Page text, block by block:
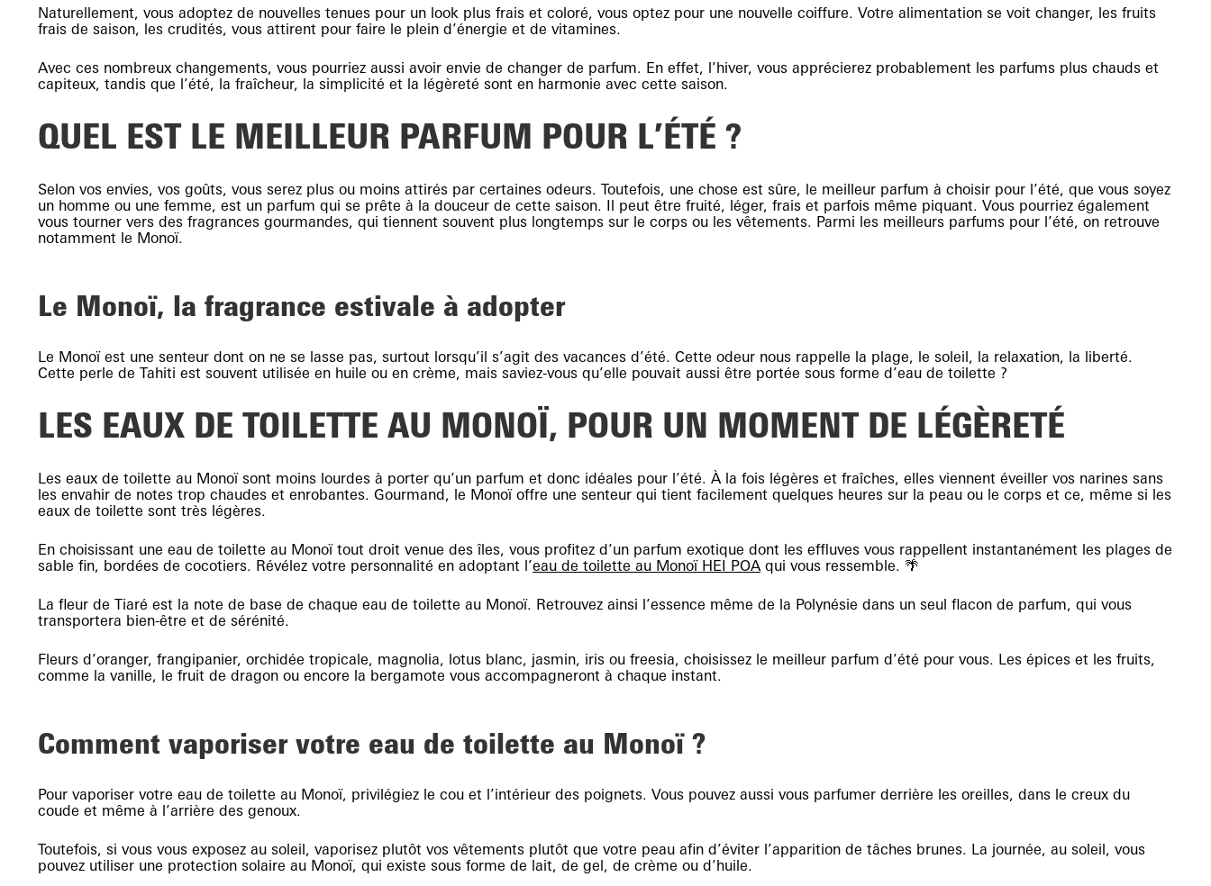
Naturellement, vous adoptez de nouvelles tenues pour un look plus frais et coloré, vous optez pour une nouvelle coiffure. Votre alimentation se voit changer, les fruits
frais de saison, les crudités, vous attirent pour faire le plein d’énergie et de vitamines.
Avec ces nombreux changements, vous pourriez aussi avoir envie de changer de parfum. En effet, l’hiver, vous apprécierez probablement les parfums plus chauds et
capiteux, tandis que l’été, la fraîcheur, la simplicité et la légèreté sont en harmonie avec cette saison.
QUEL EST LE MEILLEUR PARFUM POUR L’ÉTÉ ?
Selon vos envies, vos goûts, vous serez plus ou moins attirés par certaines odeurs. Toutefois, une chose est sûre, le meilleur parfum à choisir pour l’été, que vous soyez
un homme ou une femme, est un parfum qui se prête à la douceur de cette saison. Il peut être fruité, léger, frais et parfois même piquant. Vous pourriez également
vous tourner vers des fragrances gourmandes, qui tiennent souvent plus longtemps sur le corps ou les vêtements. Parmi les meilleurs parfums pour l’été, on retrouve
notamment le Monoï.
Le Monoï, la fragrance estivale à adopter
Le Monoï est une senteur dont on ne se lasse pas, surtout lorsqu’il s’agit des vacances d’été. Cette odeur nous rappelle la plage, le soleil, la relaxation, la liberté.
Cette perle de Tahiti est souvent utilisée en huile ou en crème, mais saviez-vous qu’elle pouvait aussi être portée sous forme d’eau de toilette ?
LES EAUX DE TOILETTE AU MONOÏ, POUR UN MOMENT DE LÉGÈRETÉ
Les eaux de toilette au Monoï sont moins lourdes à porter qu’un parfum et donc idéales pour l’été. À la fois légères et fraîches, elles viennent éveiller vos narines sans
les envahir de notes trop chaudes et enrobantes. Gourmand, le Monoï offre une senteur qui tient facilement quelques heures sur la peau ou le corps et ce, même si les
eaux de toilette sont très légères.
En choisissant une eau de toilette au Monoï tout droit venue des îles, vous profitez d’un parfum exotique dont les effluves vous rappellent instantanément les plages de
sable fin, bordées de cocotiers. Révélez votre personnalité en adoptant l’eau de toilette au Monoï HEI POAqui vous ressemble. 🌴
La fleur de Tiaré est la note de base de chaque eau de toilette au Monoï. Retrouvez ainsi l’essence même de la Polynésie dans un seul flacon de parfum, qui vous
transportera bien-être et de sérénité.
Fleurs d’oranger, frangipanier, orchidée tropicale, magnolia, lotus blanc, jasmin, iris ou freesia, choisissez le meilleur parfum d’été pour vous. Les épices et les fruits,
comme la vanille, le fruit de dragon ou encore la bergamote vous accompagneront à chaque instant.
Comment vaporiser votre eau de toilette au Monoï ?
Pour vaporiser votre eau de toilette au Monoï, privilégiez le cou et l’intérieur des poignets. Vous pouvez aussi vous parfumer derrière les oreilles, dans le creux du
coude et même à l’arrière des genoux.
Toutefois, si vous vous exposez au soleil, vaporisez plutôt vos vêtements plutôt que votre peau afin d’éviter l’apparition de tâches brunes. La journée, au soleil, vous
pouvez utiliser une protection solaire au Monoï, qui existe sous forme de lait, de gel, de crème ou d’huile.